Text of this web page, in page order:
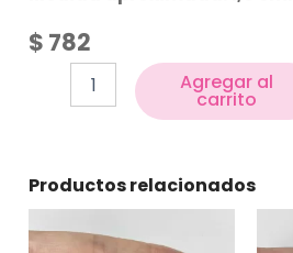
$ 782
Agregar al
carrito
Productos relacionados